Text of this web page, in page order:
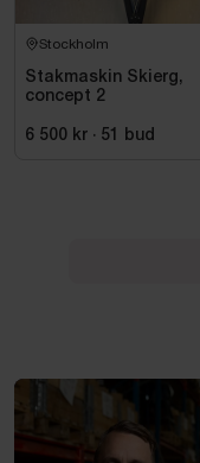
Stockholm
Stakmaskin Skierg,
concept 2
6 500 kr · 51 bud